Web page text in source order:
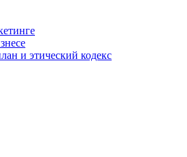
и этический кодекс